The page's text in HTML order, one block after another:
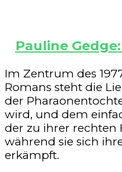
Pauline
Im Zentrum des
Romans steht die
der
wird, und dem
der zu ihrer rechten
während sie sich
erkämpft.